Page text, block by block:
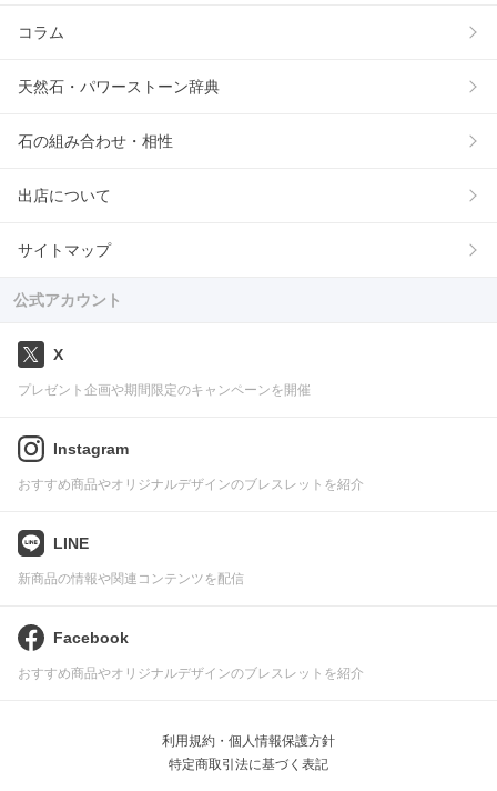
コラム
天然石・パワーストーン辞典
石の組み合わせ・相性
出店について
サイトマップ
公式アカウント
X
プレゼント企画や期間限定のキャンペーンを開催
Instagram
おすすめ商品やオリジナルデザインのブレスレットを紹介
LINE
新商品の情報や関連コンテンツを配信
Facebook
おすすめ商品やオリジナルデザインのブレスレットを紹介
利用規約・個人情報保護方針
特定商取引法に基づく表記